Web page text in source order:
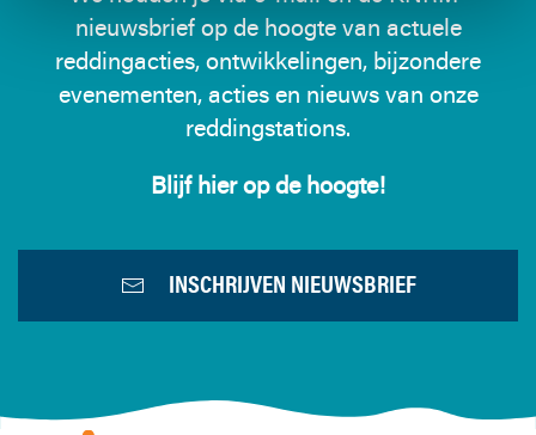
nieuwsbrief op de hoogte van actuele
reddingacties, ontwikkelingen, bijzondere
evenementen, acties en nieuws van onze
reddingstations.
Blijf hier op de hoogte!
INSCHRIJVEN NIEUWSBRIEF